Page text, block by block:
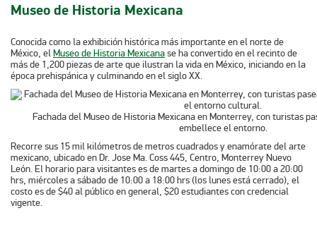
Museo de Historia Mexicana
Conocida como la exhibición histórica más importante en el norte de
México, elMuseo de Historia Mexicanase ha convertido en el recinto de
más de 1,200 piezas de arte que ilustran la vida en México, iniciando en la
época prehispánica y culminando en el siglo XX.
Fachada del Museo de Historia Mexicana en Monterrey, con turistas
embellece el entorno.
Recorre sus 15 mil kilómetros de metros cuadrados y enamórate del arte
mexicano, ubicado en Dr. Jose Ma. Coss 445, Centro, Monterrey Nuevo
León. El horario para visitantes es de martes a domingo de 10:00 a 20:00
hrs, miércoles a sábado de 10:00 a 18:00 hrs (los lunes está cerrado), el
costo es de $40 al público en general, $20 estudiantes con credencial
vigente.